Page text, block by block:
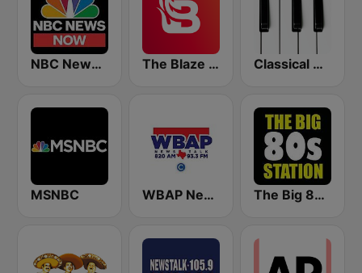
NBC News Now The Blaze Radio Network Classical Horizon Radio (International)
MSNBC WBAP News / Talk 820 AM and 96.7 FM The Big 80s Station